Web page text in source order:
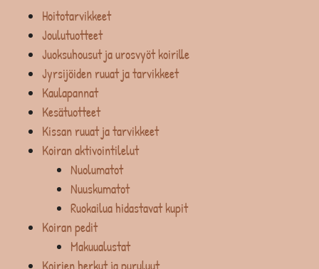
Hoitotarvikkeet
Joulutuotteet
Juoksuhousut ja urosvyöt koirille
Jyrsijöiden ruuat ja tarvikkeet
Kaulapannat
Kesätuotteet
Kissan ruuat ja tarvikkeet
Koiran aktivointilelut
Nuolumatot
Nuuskumatot
Ruokailua hidastavat kupit
Koiran pedit
Makuualustat